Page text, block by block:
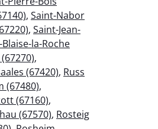
, Saint-Nabor
, Saint-Jean-
la-Roche
,
(67420), Russ
(67480),
(67160),
(67570), Rosteig